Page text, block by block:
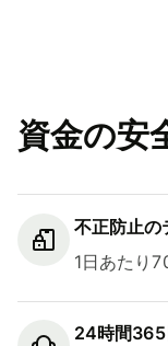
資金の安
不正防止の
1日あたり
24時間365